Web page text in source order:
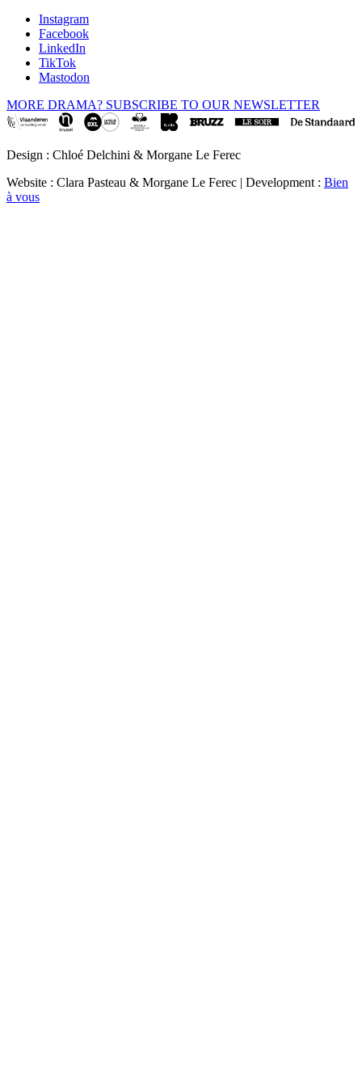
Instagram
Facebook
LinkedIn
TikTok
Mastodon
MORE DRAMA? SUBSCRIBE TO OUR NEWSLETTER
Design : Chloé Delchini & Morgane Le Ferec
Website : Clara Pasteau & Morgane Le Ferec | Development : Bien
à vous